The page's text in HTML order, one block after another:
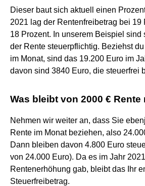
Dieser baut sich aktuell einen
2021 lag der Rentenfreibetrag bei 19
18 Prozent. In unserem Beispiel sind
der Rente steuerpflichtig. Beziehst
im Monat, sind das 19.200 Euro im
davon sind 3840 Euro, die steuerfrei
Was bleibt von 2000 €
Nehmen wir weiter an, dass Sie
Rente im Monat beziehen, also
Dann bleiben davon 4.800 Euro
von 24.000 Euro). Da es im Jahr
Rentenerhöhung gab, bleibt das Ihr
Steuerfreibetrag.